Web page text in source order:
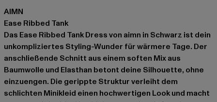
AIMN
Ease Ribbed Tank
Das Ease Ribbed Tank Dress von aimn in Schwarz ist dein
unkompliziertes Styling-Wunder für wärmere Tage. Der
anschließende Schnitt aus einem soften Mix aus
Baumwolle und Elasthan betont deine Silhouette, ohne
einzuengen. Die gerippte Struktur verleiht dem
schlichten Minikleid einen hochwertigen Look und macht